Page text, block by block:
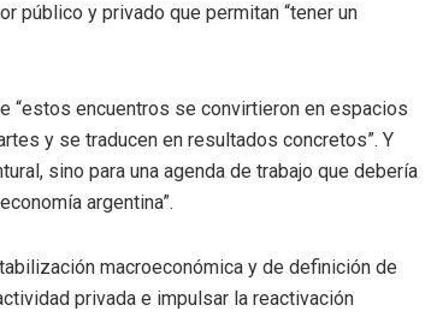
público y privado que permitan “tener un
“estos encuentros se convirtieron en espacios
y se traducen en resultados concretos”. Y
sino para una agenda de trabajo que debería
argentina”.
macroeconómica y de definición de
privada e impulsar la reactivación